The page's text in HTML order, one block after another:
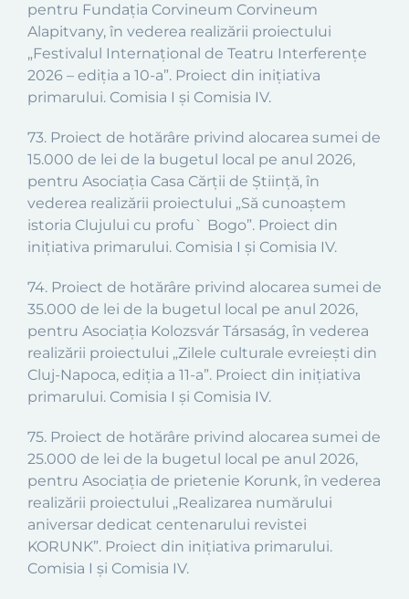
pentru Fundația Corvineum Corvineum
Alapitvany, în vederea realizării proiectului
„Festivalul Internațional de Teatru Interferențe
2026 – ediția a 10-a”. Proiect din inițiativa
primarului. Comisia I și Comisia IV.
73. Proiect de hotărâre privind alocarea sumei de
15.000 de lei de la bugetul local pe anul 2026,
pentru Asociația Casa Cărții de Știință, în
vederea realizării proiectului „Să cunoaștem
istoria Clujului cu profu` Bogo”. Proiect din
inițiativa primarului. Comisia I și Comisia IV.
74. Proiect de hotărâre privind alocarea sumei de
35.000 de lei de la bugetul local pe anul 2026,
pentru Asociația Kolozsvár Társaság, în vederea
realizării proiectului „Zilele culturale evreiești din
Cluj-Napoca, ediția a 11-a”. Proiect din inițiativa
primarului. Comisia I și Comisia IV.
75. Proiect de hotărâre privind alocarea sumei de
25.000 de lei de la bugetul local pe anul 2026,
pentru Asociația de prietenie Korunk, în vederea
realizării proiectului „Realizarea numărului
aniversar dedicat centenarului revistei
KORUNK”. Proiect din inițiativa primarului.
Comisia I și Comisia IV.